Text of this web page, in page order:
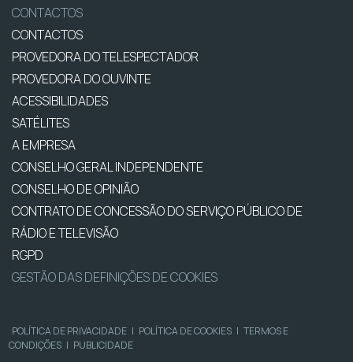
CONTACTOS
CONTACTOS
PROVEDORA DO TELESPECTADOR
PROVEDORA DO OUVINTE
ACESSIBILIDADES
SATÉLITES
A EMPRESA
CONSELHO GERAL INDEPENDENTE
CONSELHO DE OPINIÃO
CONTRATO DE CONCESSÃO DO SERVIÇO PÚBLICO DE
RÁDIO E TELEVISÃO
RGPD
GESTÃO DAS DEFINIÇÕES DE COOKIES
POLÍTICA DE PRIVACIDADE | POLÍTICA DE COOKIES | TERMOS E
CONDIÇÕES | PUBLICIDADE